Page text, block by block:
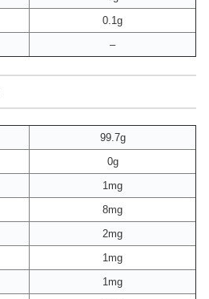
0.1g
–
99.7g
0g
1mg
8mg
2mg
1mg
1mg